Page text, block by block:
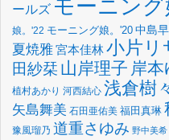
ールズ モーニング
娘。'22 モーニング娘。'20 中島
夏焼雅宮本佳林小片リ
田紗栞 山岸理子 岸
植村あかり 河西結心 浅倉樹
矢島舞美 石田亜佑美 福田真琳
豫風瑠乃 道重さゆみ 野中美希